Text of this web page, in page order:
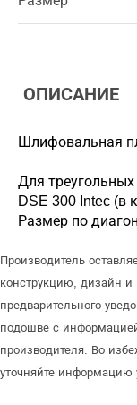
ОПИСАНИЕ
Шлифовальная
Для
DSE 300 Intec (в
Размер по
Производитель
конструкцию, дизайн
предварительного
подошве с
производителя. Во
уточняйте информацию